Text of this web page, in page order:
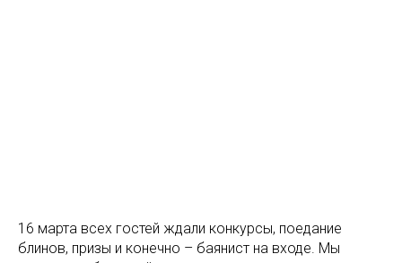
16 марта всех гостей ждали конкурсы, поедание
блинов, призы и конечно – баянист на входе. Мы